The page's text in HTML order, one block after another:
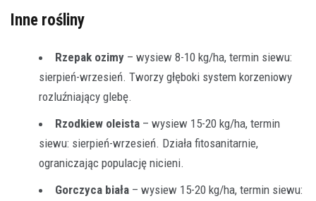
Inne rośliny
Rzepak ozimy – wysiew 8-10 kg/ha, termin siewu:
sierpień-wrzesień. Tworzy głęboki system korzeniowy
rozluźniający glebę.
Rzodkiew oleista – wysiew 15-20 kg/ha, termin
siewu: sierpień-wrzesień. Działa fitosanitarnie,
ograniczając populację nicieni.
Gorczyca biała – wysiew 15-20 kg/ha, termin siewu: